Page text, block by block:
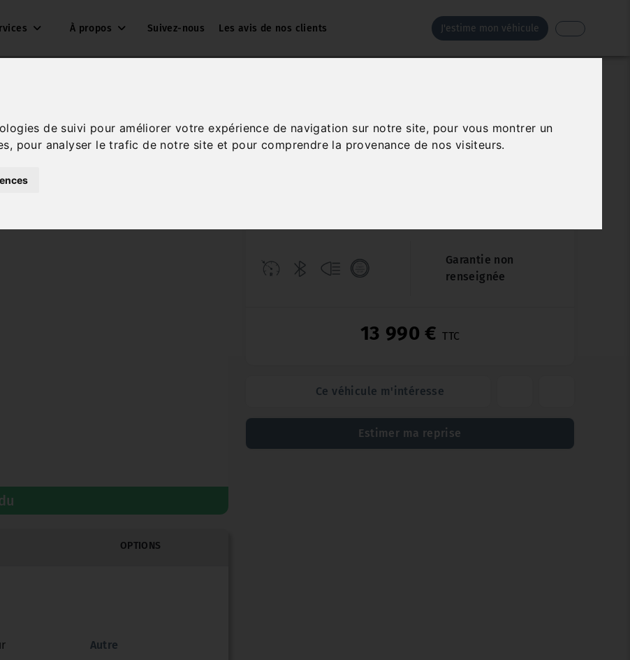
de suivi pour améliorer votre expérience de navigation sur notre site, pour vous montrer un
pour analyser le trafic de notre site et pour comprendre la provenance de nos visiteurs.
À propos Suivez-nous Les avis de nos clients J'estime mon véhicule
OPTIONS
Autre
OPEL CORSA
1.2 TURBO 100CH GS LINE
Garantie non
renseignée
13 990 €TTC
Ce véhicule m'intéresse
Estimer ma reprise